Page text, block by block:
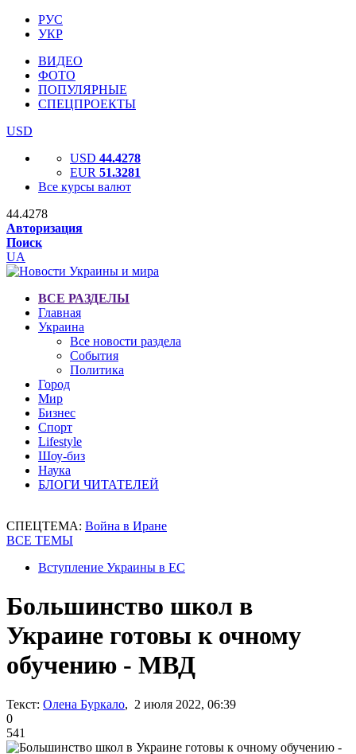
РУС
УКР
ВИДЕО
ФОТО
ПОПУЛЯРНЫЕ
СПЕЦПРОЕКТЫ
USD
USD 44.4278
EUR 51.3281
Все курсы валют
44.4278
Авторизация
Поиск
UA
ВСЕ РАЗДЕЛЫ
Главная
Украина
Все новости раздела
События
Политика
Город
Мир
Бизнес
Спорт
Lifestyle
Шоу-биз
Наука
БЛОГИ ЧИТАТЕЛЕЙ
СПЕЦТЕМА: Война в Иране
ВСЕ ТЕМЫ
Вступление Украины в ЕС
Большинство школ в
Украине готовы к очному
обучению - МВД
Текст: Олена Буркало, 2 июля 2022, 06:39
0
541